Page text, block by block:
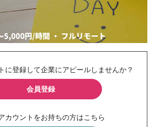
に登録して企業にアピールしませんか？
会員登録
カウントをお持ちの方はこちら